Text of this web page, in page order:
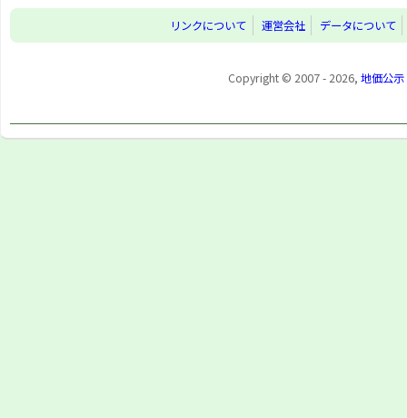
リンクについて 運営会社 データについて
Copyright © 2007 - 2026, 地価公